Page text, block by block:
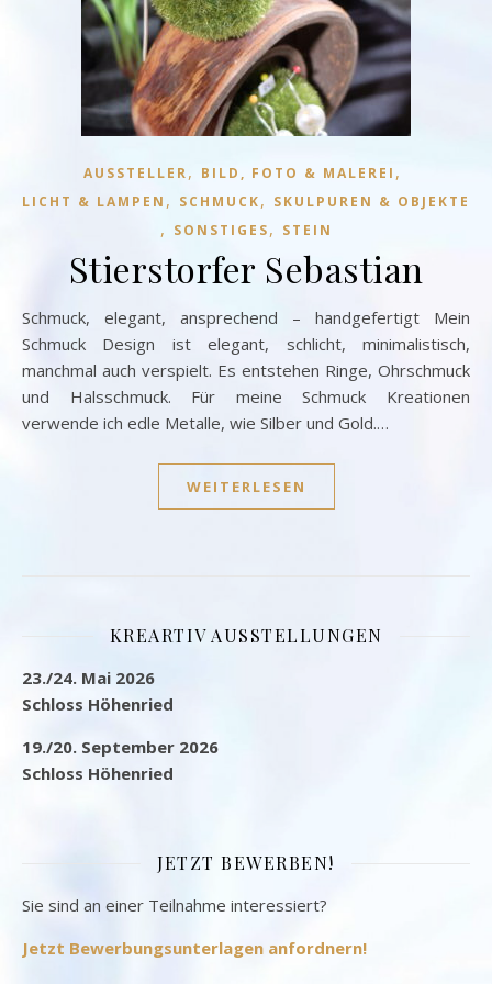
AUSSTELLER, BILD, FOTO & MALEREI ,
LICHT & LAMPEN , SCHMUCK, SKULPUREN & OBJEKTE
, SONSTIGES, STEIN
Stierstorfer Sebastian
Schmuck, elegant, ansprechend – handgefertigt Mein
Schmuck Design ist elegant, schlicht, minimalistisch,
manchmal auch verspielt. Es entstehen Ringe, Ohrschmuck
und Halsschmuck. Für meine Schmuck Kreationen
verwende ich edle Metalle, wie Silber und Gold.…
WEITERLESEN
KREARTIV AUSSTELLUNGEN
23./24. Mai 2026
Schloss Höhenried
19./20. September 2026
Schloss Höhenried
JETZT BEWERBEN!
Sie sind an einer Teilnahme interessiert?
Jetzt Bewerbungsunterlagen anfordnern!